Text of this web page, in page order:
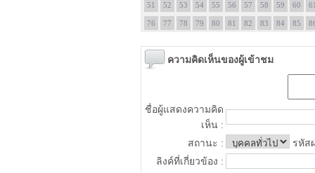
51 52 53 54 55 56 57 58 59 60
76 77 78 79 80 81 82 83 84 85
ความคิดเห็นของผู้เข้าชม
ชื่อผู้แสดงความคิด
เห็น :
สถานะ :
รหัส
ลิงค์ที่เกี่ยวข้อง :